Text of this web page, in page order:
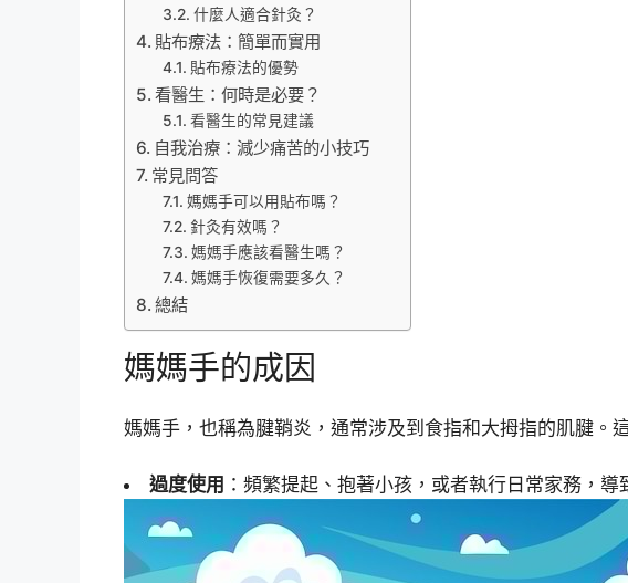
什麼人適合針灸？
貼布療法：簡單而實用
貼布療法的優勢
看醫生：何時是必要？
看醫生的常見建議
自我治療：減少痛苦的小技巧
常見問答
媽媽手可以用貼布嗎？
針灸有效嗎？
媽媽手應該看醫生嗎？
媽媽手恢復需要多久？
總結
媽媽手的成因
媽媽手，也稱為腱鞘炎，通常涉及到食指和大拇指的肌腱。
過度使用 ：頻繁提起、抱著小孩，或者執行日常家務，導